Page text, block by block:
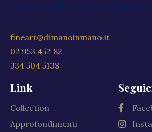
Via XXV Aprile, 59, 20040 Cambiago
fineart@dimanoinmano.it
02 953 452 82
334 504 5138
Link
Collection
Approfondimenti